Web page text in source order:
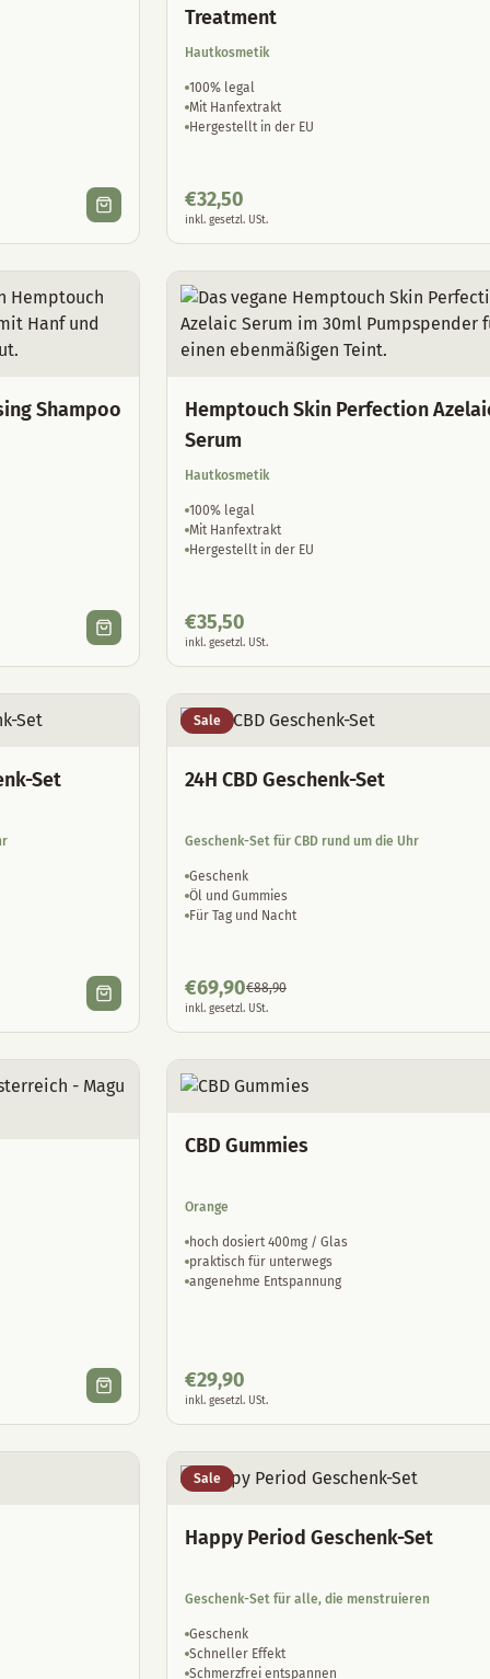
Treatment
Hautkosmetik
100% legal
Mit Hanfextrakt
Hergestellt in der EU
€32,50
inkl. gesetzl. USt.
Shampoo
Hemptouch Skin Perfection
Serum
Hautkosmetik
100% legal
Mit Hanfextrakt
Hergestellt in der EU
€35,50
inkl. gesetzl. USt.
Set
Sale
24H CBD Geschenk-Set
Geschenk-Set für CBD rund um die Uhr
Geschenk
Öl und Gummies
Für Tag und Nacht
€69,90€88,90
inkl. gesetzl. USt.
CBD Gummies
Orange
hoch dosiert 400mg / Glas
praktisch für unterwegs
angenehme Entspannung
€29,90
inkl. gesetzl. USt.
Sale
Happy Period Geschenk-Set
Geschenk-Set für alle, die menstruieren
Geschenk
Schneller Effekt
Schmerzfrei entspannen